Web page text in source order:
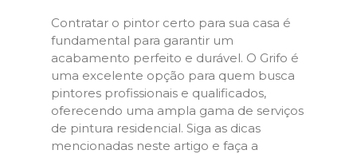
Contratar o pintor certo para sua casa é
fundamental para garantir um
acabamento perfeito e durável. O Grifo é
uma excelente opção para quem busca
pintores profissionais e qualificados,
oferecendo uma ampla gama de serviços
de pintura residencial. Siga as dicas
mencionadas neste artigo e faça a